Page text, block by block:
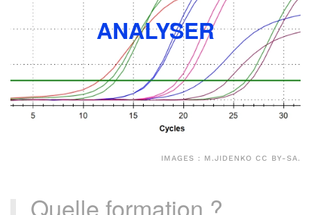
ANALYSER
IMAGES : M.JIDENKO CC BY-SA.
Quelle formation ?